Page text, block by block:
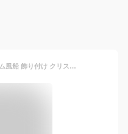
【送料無料】BTZO バルーン ゴム風船 飾り付け クリスマス Christmas 50個入 10インチ 紙吹雪 丸風船 ラテックスバルーン パーティーグッズ 誕生日 店舗装飾 パーティー 運動会 文化祭 バルーンアート レッド ホワイト ゴールド ディファニーブルー 4色アソート